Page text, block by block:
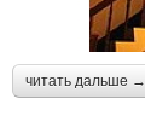
читать дальше →